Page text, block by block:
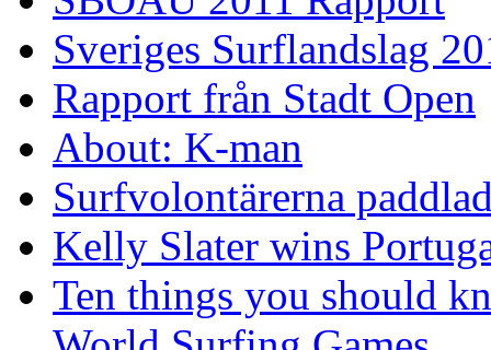
Sveriges Surflandslag
Rapport från Stadt Open
About: K-man
Surfvolontärerna
Kelly Slater wins
Ten things you should